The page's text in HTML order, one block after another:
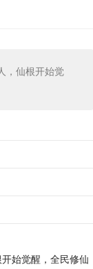
，仙根开始觉
始觉醒，全民修仙